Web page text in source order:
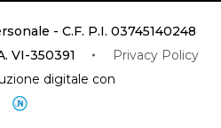
- C.F. P.I. 03745140248
VI-350391
Privacy Policy
digitale con